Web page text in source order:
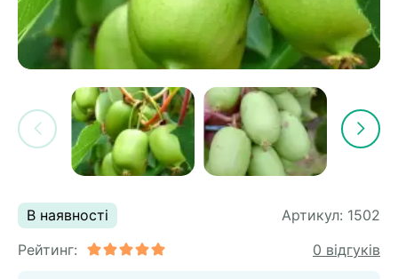
В наявності Артикул: 1502
Рейтинг:
0 відгуків